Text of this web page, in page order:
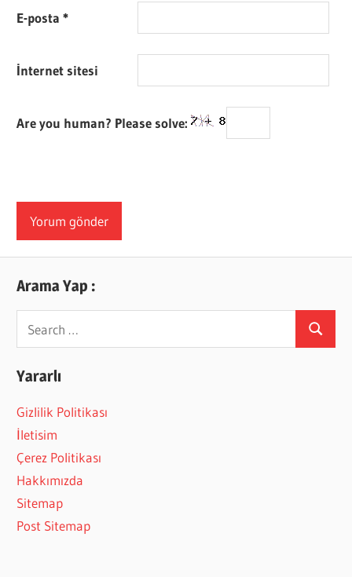
E-posta*
İnternet sitesi
Are you human? Please solve:
Arama Yap :
for:
Search
Yararlı
Gizlilik Politikası
İletisim
Çerez Politikası
Hakkımızda
Sitemap
Post Sitemap